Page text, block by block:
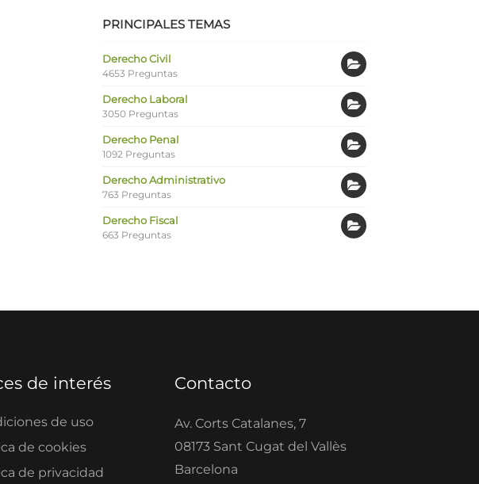
PRINCIPALES TEMAS
Derecho Civil
4653 Preguntas
Derecho Laboral
3050 Preguntas
Derecho Penal
1092 Preguntas
Derecho Administrativo
763 Preguntas
Derecho Fiscal
663 Preguntas
de interés
de uso
de cookies
de privacidad
Contacto
Av. Corts Catalanes, 7
08173 Sant Cugat del Vallès
Barcelona